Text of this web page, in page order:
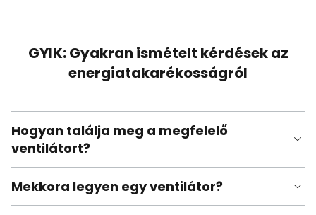
GYIK: Gyakran ismételt kérdések az
energiatakarékosságról
Hogyan találja meg a megfelelő
ventilátort?
Mekkora legyen egy ventilátor?